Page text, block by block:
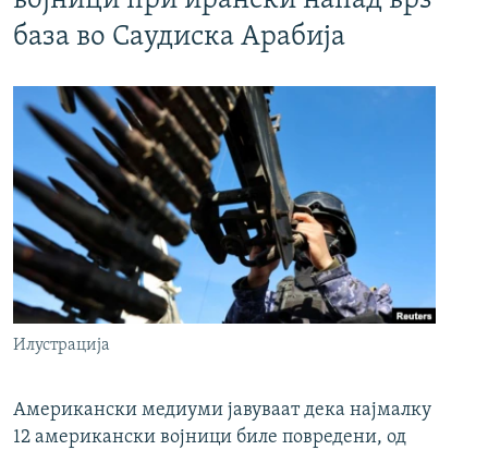
база во Саудиска Арабија
Илустрација
Американски медиуми јавуваат дека најмалку
12 американски војници биле повредени, од